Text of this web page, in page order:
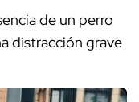
de un perro
distracción grave